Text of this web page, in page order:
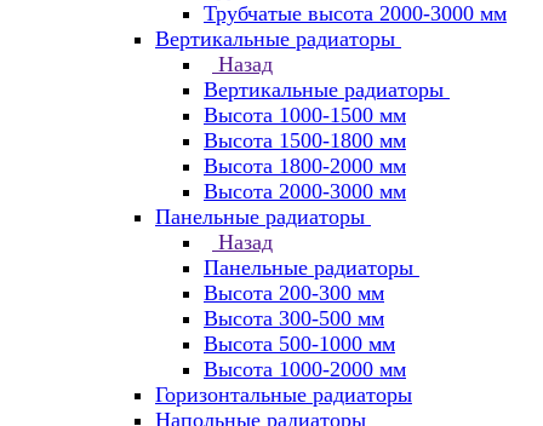
Трубчатые высота 2000-3000 мм
Вертикальные радиаторы
Назад
Вертикальные радиаторы
Высота 1000-1500 мм
Высота 1500-1800 мм
Высота 1800-2000 мм
Высота 2000-3000 мм
Панельные радиаторы
Назад
Панельные радиаторы
Высота 200-300 мм
Высота 300-500 мм
Высота 500-1000 мм
Высота 1000-2000 мм
Горизонтальные радиаторы
Напольные радиаторы